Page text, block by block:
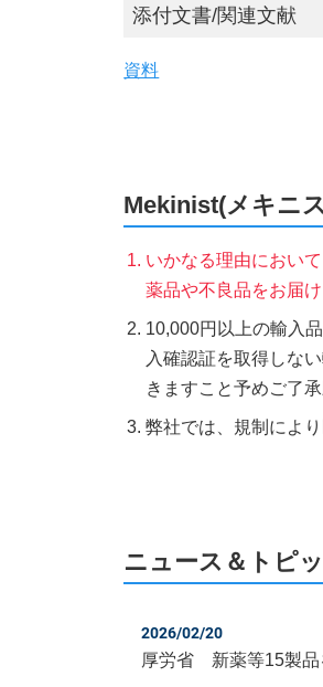
添付文書/関連文献
資料
Mekinist(メキニ
いかなる理由におい
薬品や不良品をお届
10,000円以上の輸入
入確認証を取得しな
きますこと予めご了承
弊社では、規制によ
ニュース＆トピ
2026/02/20
厚労省 新薬等15製